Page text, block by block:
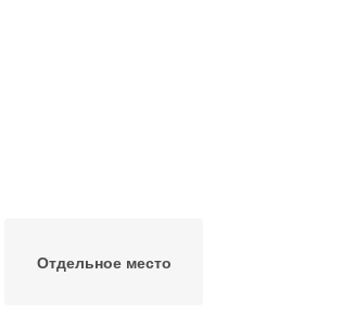
Отдельное место